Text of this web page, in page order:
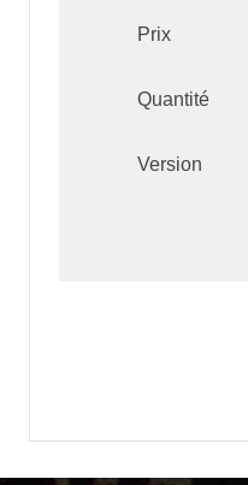
Prix
Quantité
Version